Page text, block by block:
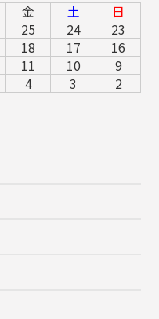
金 土
日
25 24
23
18 17
16
11 10
9
4 3
2